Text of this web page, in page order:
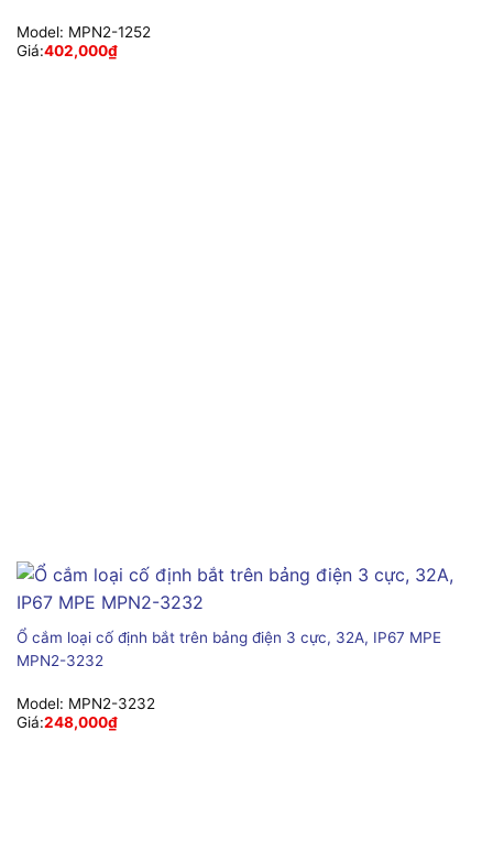
Model: MPN2-1252
Giá:402,000₫
Ổ cắm loại cố định bắt trên bảng điện 3 cực, 32A, IP67 MPE
MPN2-3232
Model: MPN2-3232
Giá:248,000₫